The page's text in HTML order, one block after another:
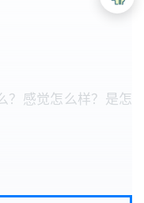
？感觉怎么样？是怎